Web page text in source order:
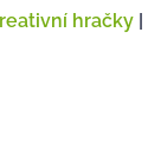
hračky |